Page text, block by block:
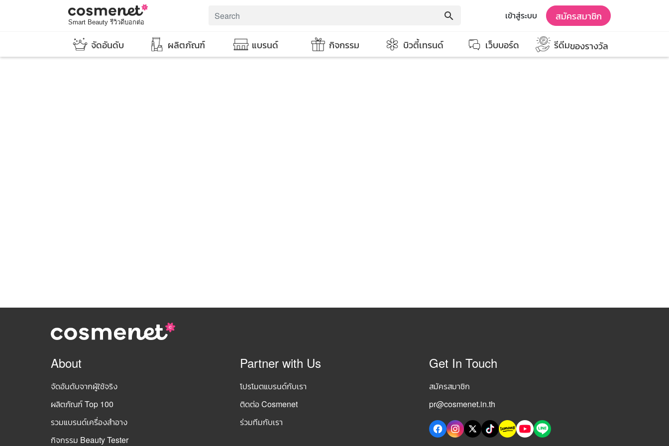
Smart Beauty รีวิวดีบอกต่อ
search เข้าสู่ระบบ สมัครสมาชิก
จัดอันดับ ผลิตภัณฑ์ แบรนด์ กิจกรรม บิวตี้เทรนด์ เว็บบอร์ด รีดีมของรางวัล
About
จัดอันดับจากผู้ใช้จริง
ผลิตภัณฑ์ Top 100
รวมแบรนด์เครื่องสำอาง
กิจกรรม Beauty Tester
Partner with Us
โปรโมตแบรนด์กับเรา
ติดต่อ Cosmenet
ร่วมทีมกับเรา
Get In Touch
สมัครสมาชิก
pr@cosmenet.in.th